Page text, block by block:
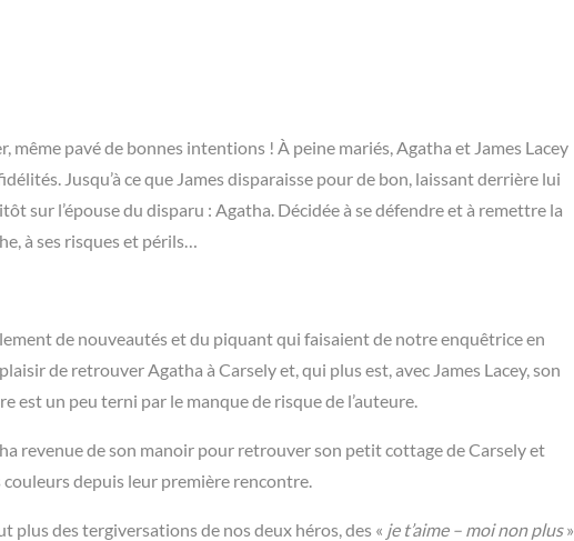
même pavé de bonnes intentions ! À peine mariés, Agatha et James Lacey
Jusqu’à ce que James disparaisse pour de bon, laissant derrière lui
sur l’épouse du disparu : Agatha. Décidée à se défendre et à remettre la
à ses risques et périls…
de nouveautés et du piquant qui faisaient de notre enquêtrice en
de retrouver Agatha à Carsely et, qui plus est, avec James Lacey, son
est un peu terni par le manque de risque de l’auteure.
revenue de son manoir pour retrouver son petit cottage de Carsely et
depuis leur première rencontre.
plus des tergiversations de nos deux héros, des « je t’aime – moi non plus»